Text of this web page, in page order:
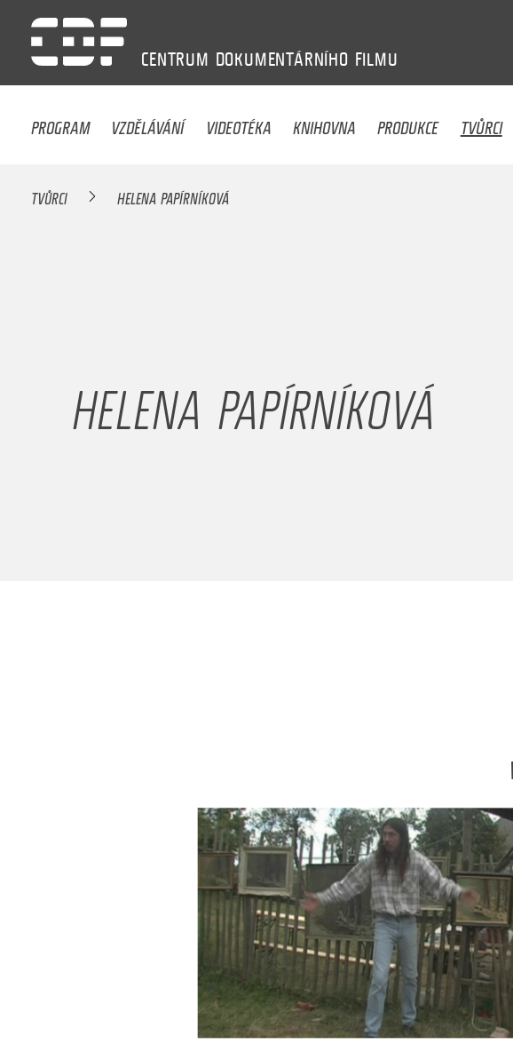
CENTRUM DOKUMENTÁRNÍHO FILMU
PROGRAM VZDĚLÁVÁNÍ VIDEOTÉKA KNIHOVNA PRODUKCE TVŮRCI
TVŮRCI HELENA PAPÍRNÍKOVÁ
HELENA PAPÍRNÍKOVÁ